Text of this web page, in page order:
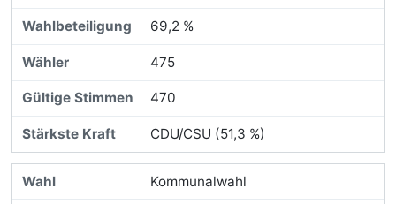
69,2 %
475
470
CDU/CSU (51,3 %)
Kommunalwahl